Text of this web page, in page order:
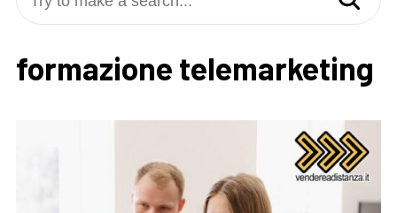
formazione telemarketing